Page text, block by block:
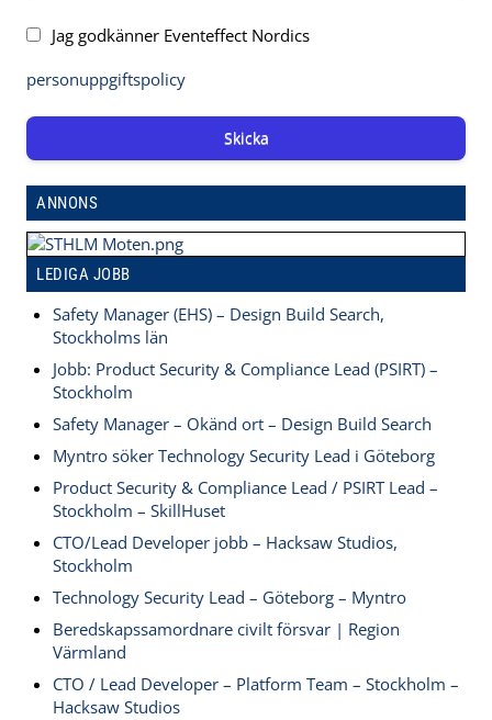
Jag godkänner Eventeffect Nordics
personuppgiftspolicy
Skicka
ANNONS
LEDIGA JOBB
Safety Manager (EHS) – Design Build Search,
Stockholms län
Jobb: Product Security & Compliance Lead (PSIRT) –
Stockholm
Safety Manager – Okänd ort – Design Build Search
Myntro söker Technology Security Lead i Göteborg
Product Security & Compliance Lead / PSIRT Lead –
Stockholm – SkillHuset
CTO/Lead Developer jobb – Hacksaw Studios,
Stockholm
Technology Security Lead – Göteborg – Myntro
Beredskapssamordnare civilt försvar | Region
Värmland
CTO / Lead Developer – Platform Team – Stockholm –
Hacksaw Studios